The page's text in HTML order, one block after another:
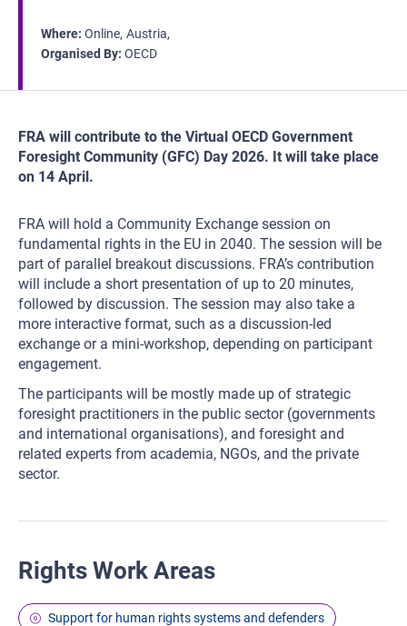
Where Online Austria
Organised By OECD
FRA will contribute to the Virtual OECD Government
Foresight Community (GFC) Day 2026. It will take place
on 14 April.
FRA will hold a Community Exchange session on
fundamental rights in the EU in 2040. The session will be
part of parallel breakout discussions. FRA’s contribution
will include a short presentation of up to 20 minutes,
followed by discussion. The session may also take a
more interactive format, such as a discussion‑led
exchange or a mini‑workshop, depending on participant
engagement.
The participants will be mostly made up of strategic
foresight practitioners in the public sector (governments
and international organisations), and foresight and
related experts from academia, NGOs, and the private
sector.
Rights Work Areas
Support for human rights systems and defenders